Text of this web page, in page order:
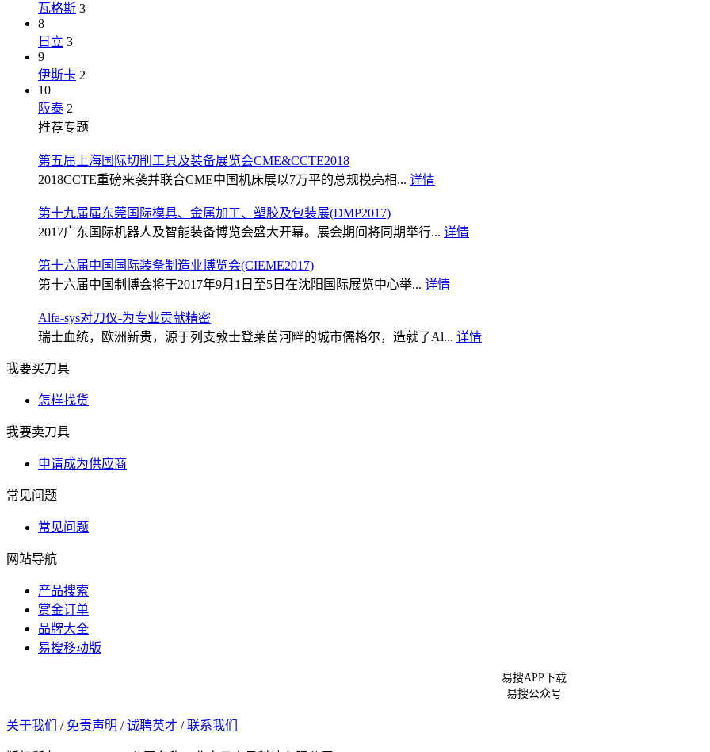
瓦格斯 3
8
日立 3
9
伊斯卡 2
10
阪泰 2
推荐专题
第五届上海国际切削工具及装备展览会CME&CCTE2018
2018CCTE重磅来袭并联合CME中国机床展以7万平的总规模亮相... 详情
第十九届届东莞国际模具、金属加工、塑胶及包装展(DMP2017)
2017广东国际机器人及智能装备博览会盛大开幕。展会期间将同期举行... 详情
第十六届中国国际装备制造业博览会(CIEME2017)
第十六届中国制博会将于2017年9月1日至5日在沈阳国际展览中心举... 详情
Alfa-sys对刀仪-为专业贡献精密
瑞士血统，欧洲新贵，源于列支敦士登莱茵河畔的城市儒格尔，造就了Al... 详情
我要买刀具
怎样找货
我要卖刀具
申请成为供应商
常见问题
常见问题
网站导航
产品搜索
赏金订单
品牌大全
易搜移动版
易搜APP下载
易搜公众号
关于我们 / 免责声明 / 诚聘英才 / 联系我们